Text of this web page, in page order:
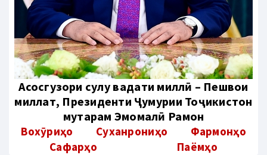
Aсосгузори сулҳу ваҳдати миллӣ – Пешвои
миллат, Президенти Ҷумҳурии Тоҷикистон
муҳтарам Эмомалӣ Раҳмон
Вохӯриҳо Суханрониҳо
Фармонҳо
Сафарҳо
Паёмҳо